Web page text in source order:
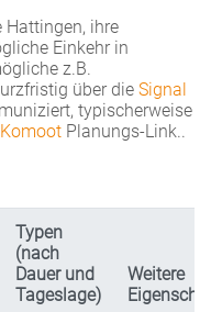
Hattingen, ihre
Einkehr in
z.B.
über die Signal
typischerweise
Komoot Planungs-Link..
Typen
(nach
Dauer und
Tageslage)
Weitere